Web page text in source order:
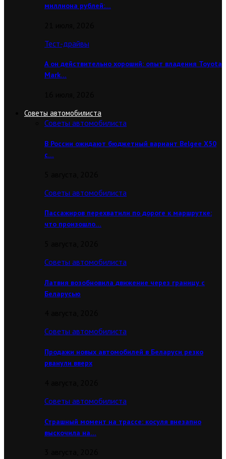
миллиона рублей:…
Тест-драйвы
А он действительно хороший: опыт владения Toyota
Mark…
Советы автомобилиста
Советы автомобилиста
В России ожидают бюджетный вариант Belgee X50
с…
Советы автомобилиста
Пассажиров перехватили по дороге к маршрутке:
что произошло…
Советы автомобилиста
Латвия возобновила движение через границу с
Беларусью
Советы автомобилиста
Продажи новых автомобилей в Беларуси резко
рванули вверх
Советы автомобилиста
Страшный момент на трассе: косуля внезапно
выскочила на…